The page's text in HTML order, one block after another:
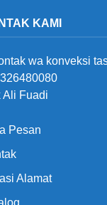
KAMI
Ali Fuadi
Pesan
Alamat